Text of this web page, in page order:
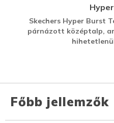
Skechers Hyper Burst
párnázott középtalp,
Főbb jellemzők